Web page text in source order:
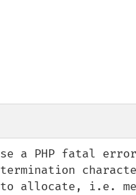
a PHP fatal
to allocate, i.e.